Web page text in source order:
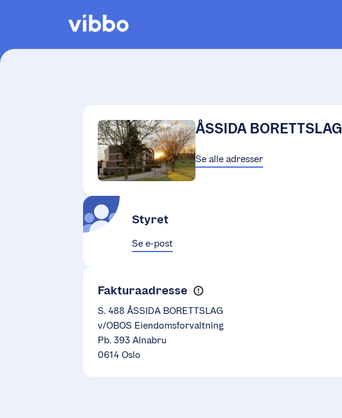
ÅSSIDA BORETTSLAG
Se alle adresser
Styret
Se e-post
Fakturaadresse
S. 488 ÅSSIDA BORETTSLAG
v/OBOS Eiendomsforvaltning
Pb. 393 Alnabru
0614 Oslo